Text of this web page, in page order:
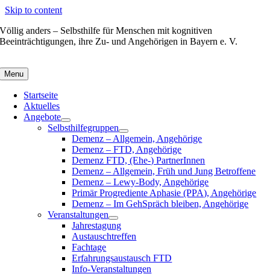
Skip to content
Völlig anders – Selbsthilfe für Menschen mit kognitiven
Beeinträchtigungen, ihre Zu- und Angehörigen in Bayern e. V.
Menu
Startseite
Aktuelles
Angebote
Selbsthilfegruppen
Demenz – Allgemein, Angehörige
Demenz – FTD, Angehörige
Demenz FTD, (Ehe-) PartnerInnen
Demenz – Allgemein, Früh und Jung Betroffene
Demenz – Lewy-Body, Angehörige
Primär Progrediente Aphasie (PPA), Angehörige
Demenz – Im GehSpräch bleiben, Angehörige
Veranstaltungen
Jahrestagung
Austauschtreffen
Fachtage
Erfahrungsaustausch FTD
Info-Veranstaltungen